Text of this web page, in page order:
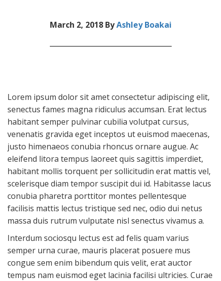
March 2, 2018ByAshley Boakai
Lorem ipsum dolor sit amet consectetur adipiscing elit,
senectus fames magna ridiculus accumsan. Erat lectus
habitant semper pulvinar cubilia volutpat cursus,
venenatis gravida eget inceptos ut euismod maecenas,
justo himenaeos conubia rhoncus ornare augue. Ac
eleifend litora tempus laoreet quis sagittis imperdiet,
habitant mollis torquent per sollicitudin erat mattis vel,
scelerisque diam tempor suscipit dui id. Habitasse lacus
conubia pharetra porttitor montes pellentesque
facilisis mattis lectus tristique sed nec, odio dui netus
massa duis rutrum vulputate nisl senectus vivamus a.
Interdum sociosqu lectus est ad felis quam varius
semper urna curae, mauris placerat posuere mus
congue sem enim bibendum quis velit, erat auctor
tempus nam euismod eget lacinia facilisi ultricies. Curae